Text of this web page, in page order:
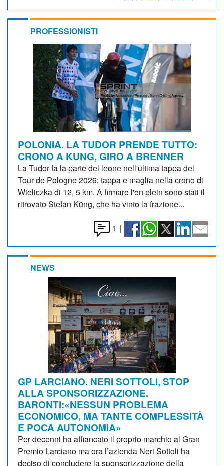
PROFESSIONISTI
POLONIA. LA TUDOR PRENDE TUTTO:
CRONO A KUNG, GIRO A BRENNER
La Tudor fa la parte del leone nell'ultima tappa del
Tour de Pologne 2026: tappa e maglia nella crono di
Wieliczka di 12, 5 km. A firmare l'en plein sono stati il
ritrovato Stefan Küng, che ha vinto la frazione...
1 |
NEWS
GP LARCIANO. NERI SOTTOLI, STOP
ALLA SPONSORIZZAZIONE.
BARONTI:«NESSUN PROBLEMA
ECONOMICO, MA TANTE COMPLESSITÀ
E POCA AUTONOMIA»
Per decenni ha affiancato il proprio marchio al Gran
Premio Larciano ma ora l’azienda Neri Sottoli ha
deciso di concludere la sponsorizzazione della